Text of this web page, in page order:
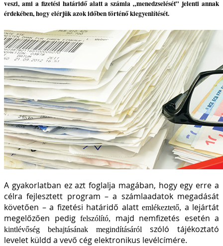
veszi, ami a fizetési határidő alatt a számla „menedzselését” jelenti annak
érdekében, hogy elérjük azok időben történő kiegyenlítését.
A gyakorlatban ez azt foglalja magában, hogy egy erre a
célra fejlesztett program – a számlaadatok megadását
követően – a fizetési határidő alatt emlékeztető, a lejártát
megelőzően pedig felszólító, majd nemfizetés esetén a
kintlévőség behajtásának megindításáról szóló tájékoztató
levelet küldd a vevő cég elektronikus levélcímére.